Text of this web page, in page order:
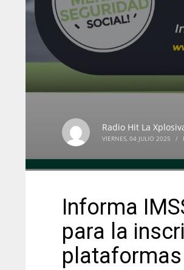
Radio Hit La
VIERNES, 04 JULIO 2025 /
Informa
para la